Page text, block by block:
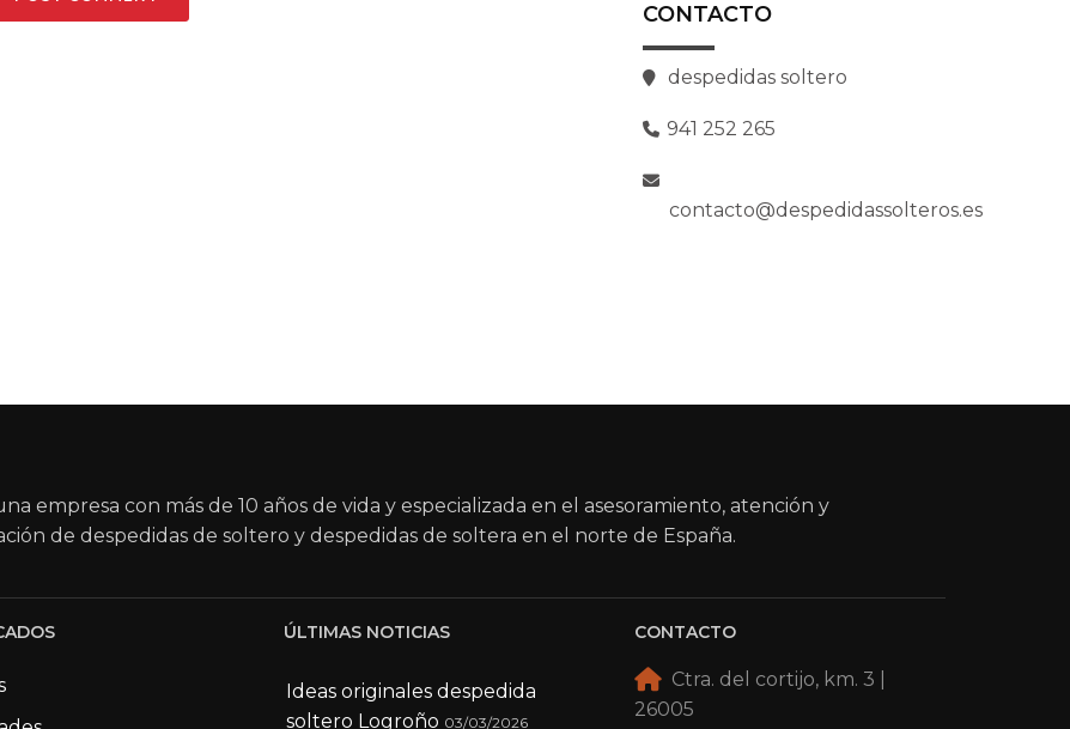
CONTACTO
despedidas soltero
941 252 265
contacto@despedidassolteros.es
empresa con más de 10 años de vida y especializada en el asesoramiento, atención y
de despedidas de soltero y despedidas de soltera en el norte de España.
ÚLTIMAS NOTICIAS
Ideas originales despedida
soltero Logroño 03/03/2026
CONTACTO
Ctra. del cortijo, km. 3 |
26005